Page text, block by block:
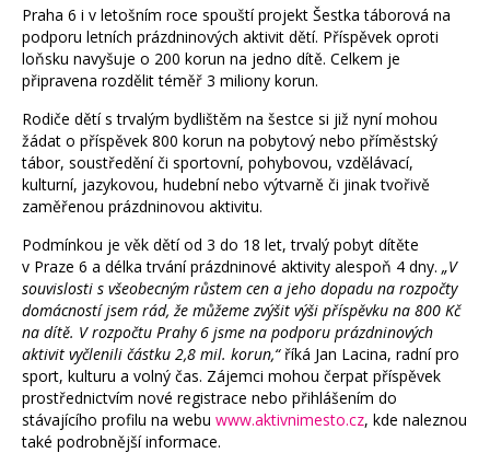
Praha 6 i v letošním roce spouští projekt Šestka táborová na
podporu letních prázdninových aktivit dětí. Příspěvek oproti
loňsku navyšuje o 200 korun na jedno dítě. Celkem je
připravena rozdělit téměř 3 miliony korun.
Rodiče dětí s trvalým bydlištěm na šestce si již nyní mohou
žádat o příspěvek 800 korun na pobytový nebo příměstský
tábor, soustředění či sportovní, pohybovou, vzdělávací,
kulturní, jazykovou, hudební nebo výtvarně či jinak tvořivě
zaměřenou prázdninovou aktivitu.
Podmínkou je věk dětí od 3 do 18 let, trvalý pobyt dítěte
v Praze 6 a délka trvání prázdninové aktivity alespoň 4 dny. „V
souvislosti s všeobecným růstem cen a jeho dopadu na rozpočty
domácností jsem rád, že můžeme zvýšit výši příspěvku na 800 Kč
na dítě. V rozpočtu Prahy 6 jsme na podporu prázdninových
aktivit vyčlenili částku 2,8 mil. korun,“říká Jan Lacina, radní pro
sport, kulturu a volný čas. Zájemci mohou čerpat příspěvek
prostřednictvím nové registrace nebo přihlášením do
stávajícího profilu na webu www.aktivnimesto.cz, kde naleznou
také podrobnější informace.